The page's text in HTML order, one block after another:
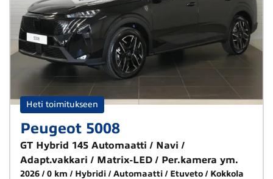
Heti toimitukseen
Peugeot 5008
GT Hybrid 145 Automaatti / Navi /
Adapt.vakkari / Matrix-LED / Per.kamera ym.
2026 0 km Hybridi Automaatti Etuveto
Kokkola